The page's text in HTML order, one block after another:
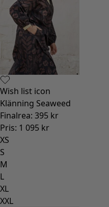
Wish list icon
Klänning Seaweed
Finalrea: 395 kr
Pris: 1 095 kr
XS
S
M
L
XL
XXL